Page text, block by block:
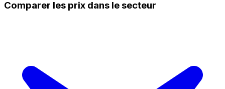
Comparer les prix dans le secteur